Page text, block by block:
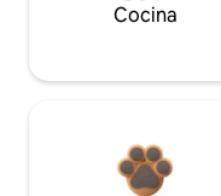
Cocina